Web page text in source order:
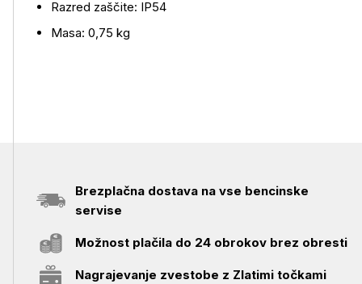
Razred zaščite: IP54
Masa: 0,75 kg
Brezplačna dostava na vse bencinske
servise
Možnost plačila do 24 obrokov brez obresti
Nagrajevanje zvestobe z Zlatimi točkami